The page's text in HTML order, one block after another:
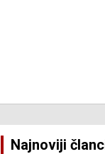
Najnoviji